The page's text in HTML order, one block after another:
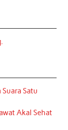
Satu
Akal Sehat